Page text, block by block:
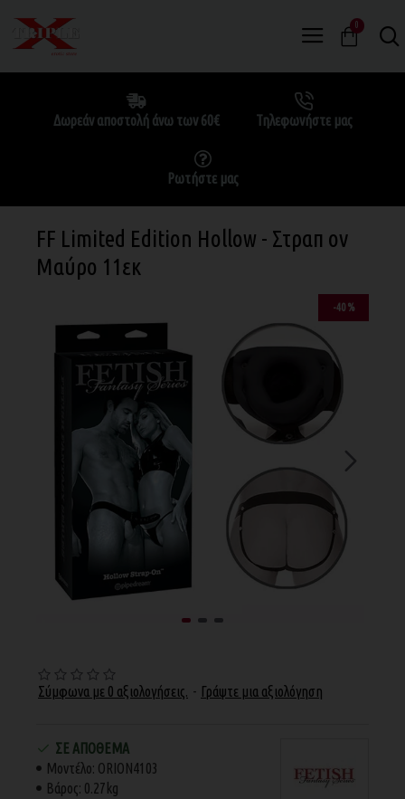
0
Δωρεάν αποστολή άνω των 60€ Τηλεφωνήστε μας
Ρωτήστε μας
FF Limited Edition Hollow - Στραπ ον
Μαύρο 11εκ
-40 %
Σύμφωνα με 0 αξιολογήσεις. - Γράψτε μια αξιολόγηση
ΣΕ ΑΠΌΘΕΜΑ
Μοντέλο: ORION4103
Βάρος: 0.27kg